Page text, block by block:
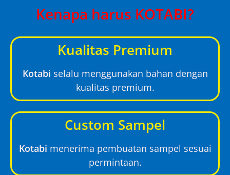
Kenapa harus KOTABI?
Kualitas Premium
Kotabi selalu menggunakan bahan dengan
kualitas premium.
Custom Sampel
Kotabi menerima pembuatan sampel sesuai
permintaan.